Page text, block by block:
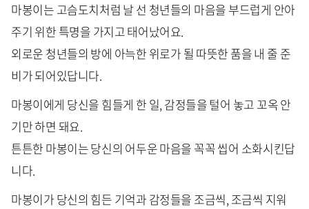
마봉이는 고슴도치처럼 날 선 청년들의 마음을 부드럽게 안아
주기 위한 특명을 가지고 태어났어요.
외로운 청년들의 방에 아늑한 위로가 될 따뜻한 품을 내 줄 준
비가 되어있답니다.
마봉이에게 당신을 힘들게 한 일, 감정들을 털어 놓고 꼬옥 안
기만 하면 돼요.
튼튼한 마봉이는 당신의 어두운 마음을 꼭꼭 씹어 소화시킨답
니다.
마봉이가 당신의 힘든 기억과 감정들을 조금씩, 조금씩 지워